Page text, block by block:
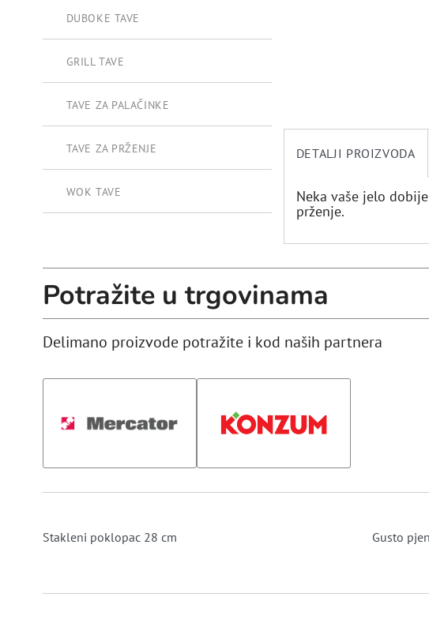
DUBOKE TAVE
GRILL TAVE
TAVE ZA PALAČINKE
TAVE ZA PRŽENJE
WOK TAVE
DETALJI PROIZVODA
Neka vaše jelo
prženje.
Potražite u trgovinama
Delimano proizvode potražite i kod naših partnera
Stakleni poklopac 28 cm Gusto